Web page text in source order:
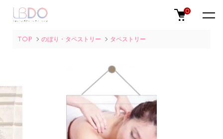
0
TOP のぼり・タペストリー タペストリー